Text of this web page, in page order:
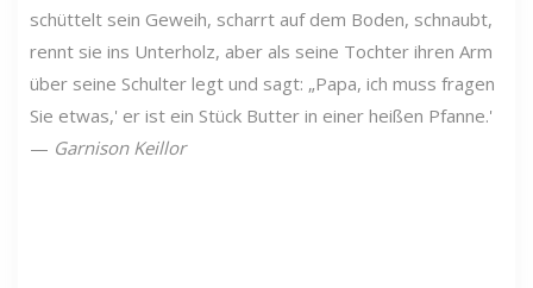
schüttelt sein Geweih, scharrt auf dem Boden, schnaubt,
rennt sie ins Unterholz, aber als seine Tochter ihren Arm
über seine Schulter legt und sagt: „Papa, ich muss fragen
Sie etwas,' er ist ein Stück Butter in einer heißen Pfanne.'
— Garnison Keillor